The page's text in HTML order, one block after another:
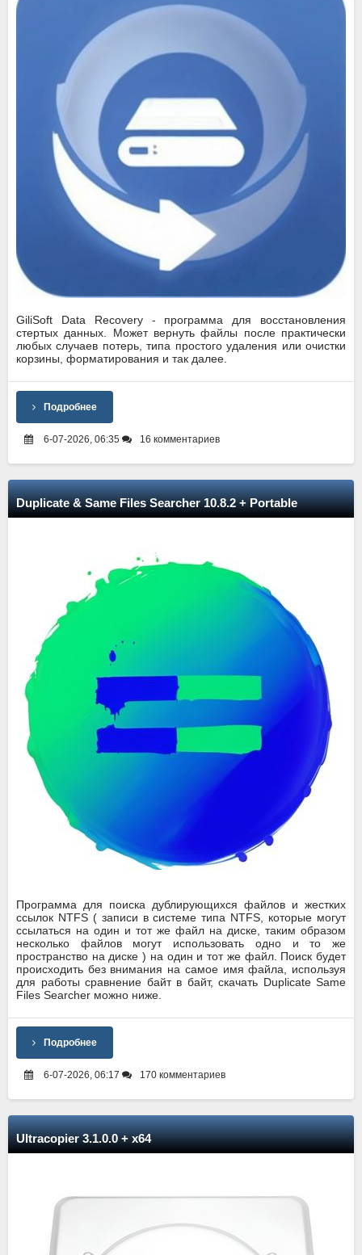
GiliSoft Data Recovery - программа для восстановления
стертых данных. Может вернуть файлы после практически
любых случаев потерь, типа простого удаления или очистки
корзины, форматирования и так далее.
Подробнее
6-07-2026, 06:35 16 комментариев
Duplicate & Same Files Searcher 10.8.2 + Portable
Программа для поиска дублирующихся файлов и жестких
ссылок NTFS ( записи в системе типа NTFS, которые могут
ссылаться на один и тот же файл на диске, таким образом
несколько файлов могут использовать одно и то же
пространство на диске ) на один и тот же файл. Поиск будет
происходить без внимания на самое имя файла, используя
для работы сравнение байт в байт, скачать Duplicate Same
Files Searcher можно ниже.
Подробнее
6-07-2026, 06:17 170 комментариев
Ultracopier 3.1.0.0 + x64